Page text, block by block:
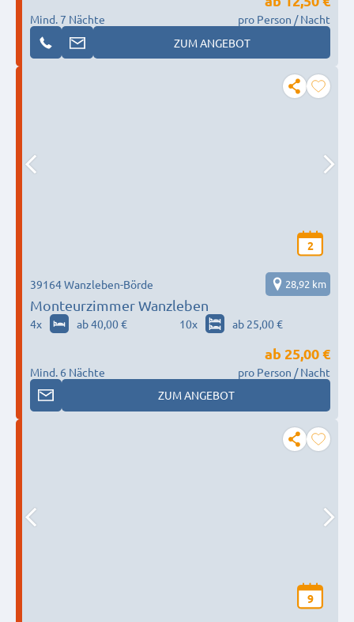
Mind. 7 Nächte
pro Person / Nacht
ZUM ANGEBOT
2
Monteurzimmer Wanzleben
39164 Wanzleben-Börde 28,92 km
4x ab 40,00 € 10x ab 25,00 €
Mind. 6 Nächte
ab 25,00 €
pro Person / Nacht
ZUM ANGEBOT
9